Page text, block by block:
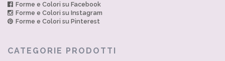
Forme e Colori su Facebook
Forme e Colori su Instagram
Forme e Colori su Pinterest
CATEGORIE PRODOTTI